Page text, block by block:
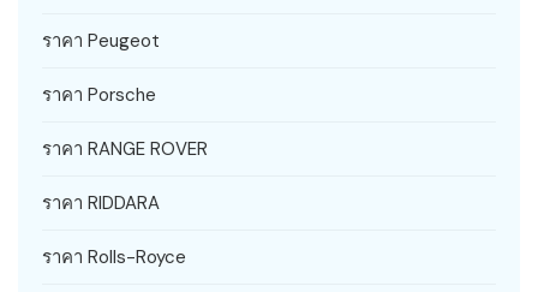
ราคา Peugeot
ราคา Porsche
ราคา RANGE ROVER
ราคา RIDDARA
ราคา Rolls-Royce